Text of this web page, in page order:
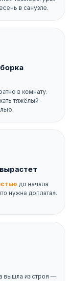
в санузле.
в комнату.
тяжёлый
до начала
нужна доплата».
вышла из строя —